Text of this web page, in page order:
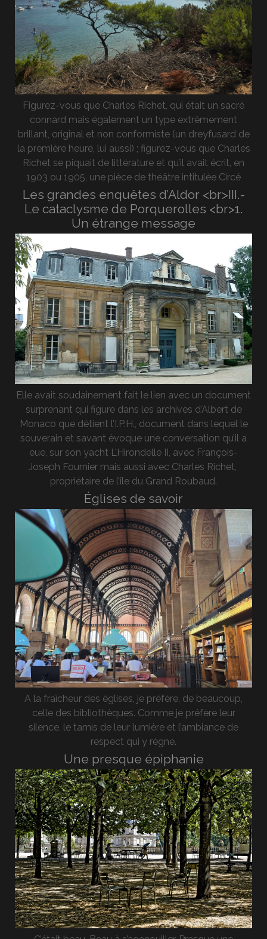
Figurez-vous que Charles Richet, qui était un sacré
connard mais également un type extrêmement
brillant, original et non conformiste (un dreyfusard de
la première heure, lui aussi) ; figurez-vous que Charles
Richet se piquait de littérature et qu’il avait écrit, en
1903 ou 1905, une pièce de théâtre intitulée Circé
Les grandes enquêtes d’Aldor <br>III.-
Le cataclysme de Porquerolles <br>1.
Un étrange message
Elle avait soudainement fait le lien avec un document
surprenant qui figure dans les archives d’Albert de
Monaco que détient l’I.P.H., document dans lequel le
souverain et savant évoque une conversation qu’il a
eue, sur son yacht L’Hirondelle II, avec François-
Joseph Fournier mais aussi avec Charles Richet,
propriétaire de l’île du Grand Roubaud.
Églises de savoir
A la fraîcheur des églises, je préfère, de beaucoup,
celle des bibliothèques. Comme je préfère leur
silence, le tamis de leur lumière et l’ambiance de
respect qui y règne.
Une presque épiphanie